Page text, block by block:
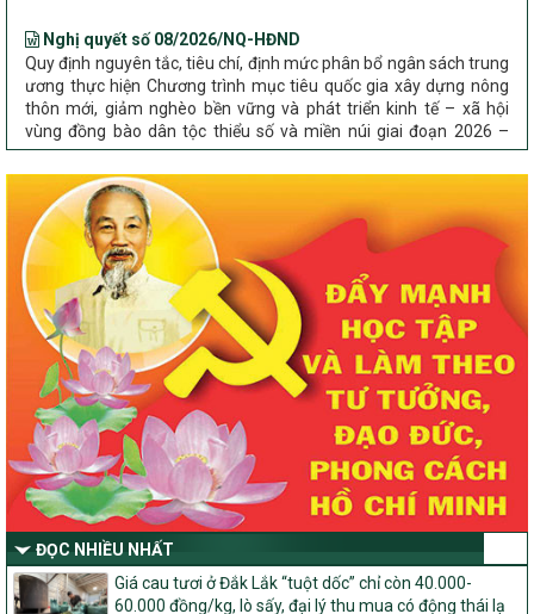
Quy định nguyên tắc, tiêu chí, định mức phân bổ ngân sách trung
ương thực hiện Chương trình mục tiêu quốc gia xây dựng nông
thôn mới, giảm nghèo bền vững và phát triển kinh tế – xã hội
vùng đồng bào dân tộc thiểu số và miền núi giai đoạn 2026 –
2030 trên địa bàn tỉnh Nghệ An
về đẩy mạnh thực hiện Chương trình mục tiêu quốc gia xây dựng
nông thôn mới, giảm nghèo bền vững và phát triển kinh tế – xã
hội vùng đồng bào dân tộc thiểu số và miền núi giai đoạn 2026 –
2030 trên địa bàn tỉnh Nghệ An
Quyết định số 2490/QĐ-UBND
Về việc thành lập Ban Chỉ đạo Chương trình mục tiều quốc gia xây
dựng nông thôn mới, giảm nghèo bền vững và phát triển kinh tế –
xã hội vùng đồng bào dân tộc thiểu số và miền núi giai đoạn 2026
-2030 tỉnh Nghệ An
Thông tư Số 23/2026/TT-BNNMT
Thông tư Hướng dẫn thực hiện một số nội dung Chương trình
mục tiêu quốc gia xây dựng nông thôn mới, giảm nghèo bền
vững và phát triển kinh tế – xã hội vùng đồng bào dân tộc thiểu
số và miền núi giai đoạn 2026-2030 thuộc phạm vi quản lý nhà
nước của Bộ Nông nghiệp và Môi trường
Quyết định số: 26/2026/QĐ-TTg
Quyết định ban hành Bộ tiêu chí và quy trình đánh giá, phân hạng
ĐỌC NHIỀU NHẤT
Giá cau tươi ở Đắk Lắk “tuột dốc” chỉ còn 40.000-
60.000 đồng/kg, lò sấy, đại lý thu mua có động thái lạ